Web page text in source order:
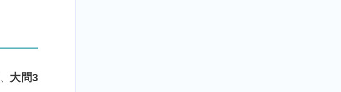
大問3